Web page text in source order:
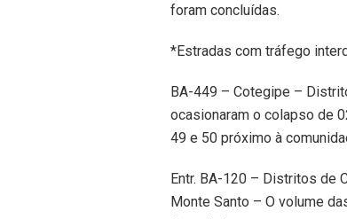
foram concluídas.
*Estradas com tráfego
BA-449 – Cotegipe –
ocasionaram o colapso de
49 e 50 próximo à
Entr. BA-120 – Distritos de
Monte Santo – O volume